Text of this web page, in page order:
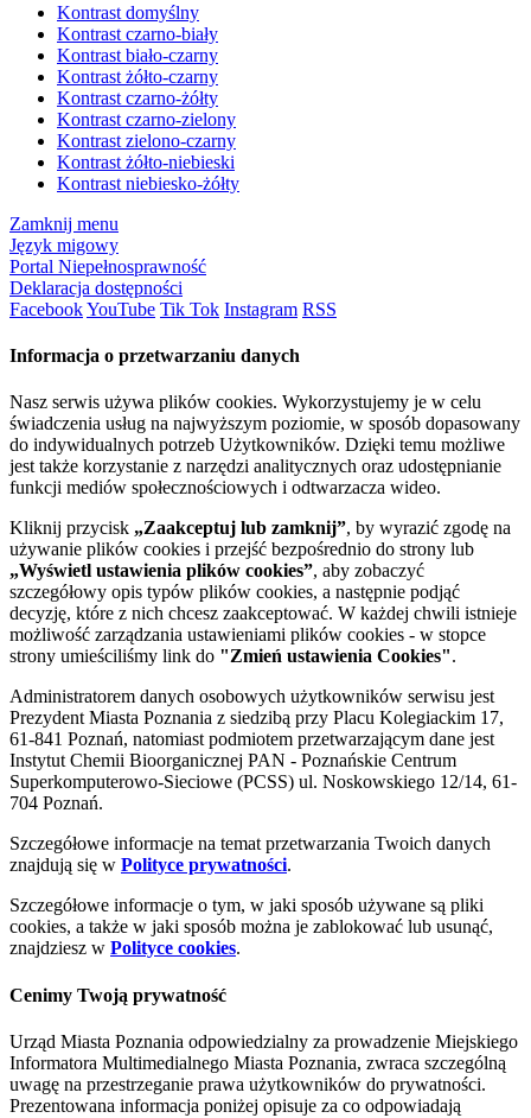
Kontrast domyślny
Kontrast czarno-biały
Kontrast biało-czarny
Kontrast żółto-czarny
Kontrast czarno-żółty
Kontrast czarno-zielony
Kontrast zielono-czarny
Kontrast żółto-niebieski
Kontrast niebiesko-żółty
Zamknij menu
Język migowy
Portal Niepełnosprawność
Deklaracja dostępności
FacebookYouTube Tik Tok Instagram RSS
Informacja o przetwarzaniu danych
Nasz serwis używa plików cookies. Wykorzystujemy je w celu
świadczenia usług na najwyższym poziomie, w sposób dopasowany
do indywidualnych potrzeb Użytkowników. Dzięki temu możliwe
jest także korzystanie z narzędzi analitycznych oraz udostępnianie
funkcji mediów społecznościowych i odtwarzacza wideo.
Kliknij przycisk „Zaakceptuj lub zamknij”, by wyrazić zgodę na
używanie plików cookies i przejść bezpośrednio do strony lub
„Wyświetl ustawienia plików cookies”, aby zobaczyć
szczegółowy opis typów plików cookies, a następnie podjąć
decyzję, które z nich chcesz zaakceptować. W każdej chwili istnieje
możliwość zarządzania ustawieniami plików cookies - w stopce
strony umieściliśmy link do "Zmień ustawienia Cookies".
Administratorem danych osobowych użytkowników serwisu jest
Prezydent Miasta Poznania z siedzibą przy Placu Kolegiackim 17,
61-841 Poznań, natomiast podmiotem przetwarzającym dane jest
Instytut Chemii Bioorganicznej PAN - Poznańskie Centrum
Superkomputerowo-Sieciowe (PCSS) ul. Noskowskiego 12/14, 61-
704 Poznań.
Szczegółowe informacje na temat przetwarzania Twoich danych
znajdują się w Polityce prywatności.
Szczegółowe informacje o tym, w jaki sposób używane są pliki
cookies, a także w jaki sposób można je zablokować lub usunąć,
znajdziesz w Polityce cookies.
Cenimy Twoją prywatność
Urząd Miasta Poznania odpowiedzialny za prowadzenie Miejskiego
Informatora Multimedialnego Miasta Poznania, zwraca szczególną
uwagę na przestrzeganie prawa użytkowników do prywatności.
Prezentowana informacja poniżej opisuje za co odpowiadają